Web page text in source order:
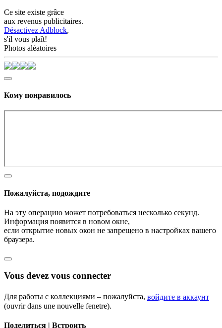
Ce site existe grâce
aux revenus publicitaires.
Désactivez Adblock,
s'il vous plaît!
Photos aléatoires
Кому понравилось
Пожалуйста, подождите
На эту операцию может потребоваться несколько секунд.
Информация появится в новом окне,
если открытие новых окон не запрещено в настройках вашего
браузера.
Vous devez vous connecter
Для работы с коллекциями – пожалуйста, войдите в аккаунт
(ouvrir dans une nouvelle fenetre).
Поделиться | Встроить